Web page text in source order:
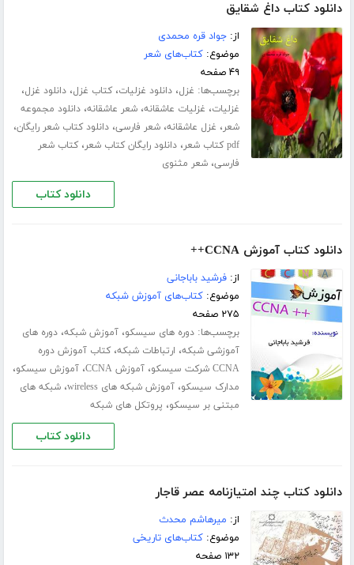
دانلود کتاب داغ شقایق
از:جواد قره محمدی
موضوع:کتاب‌های شعر
۴۹ صفحه
برچسب‌ها: غزل،دانلود غزلیات،کتاب غزل،دانلود غزل،
غزلیات، غزلیات عاشقانه،شعر عاشقانه،دانلود مجموعه
شعر، غزل عاشقانه،شعر فارسی،دانلود کتاب شعر رایگان،
pdf کتاب شعر ،دانلود رایگان کتاب شعر،کتاب شعر
فارسی،شعر مثنوی
دانلود کتاب
دانلود کتاب آموزش CCNA++
از:فرشید باباجانی
موضوع:کتاب‌های آموزش شبکه
۲۷۵ صفحه
برچسب‌ها:دوره های سیسکو،آموزش شبکه،دوره های
آموزشی شبکه، ارتباطات شبکه،کتاب آموزش دوره
CCNA شرکت سیسکو
،آموزش CCNA ،آموزش سیسکو،
مدارک سیسکو،آموزش شبکه های wireless ،شبکه های
مبتنی بر سیسکو، پروتکل های شبکه
دانلود کتاب
دانلود کتاب چند امتیازنامه عصر قاجار
از: میرهاشم محدث
موضوع:کتاب‌های تاریخی
۱۳۲ صفحه